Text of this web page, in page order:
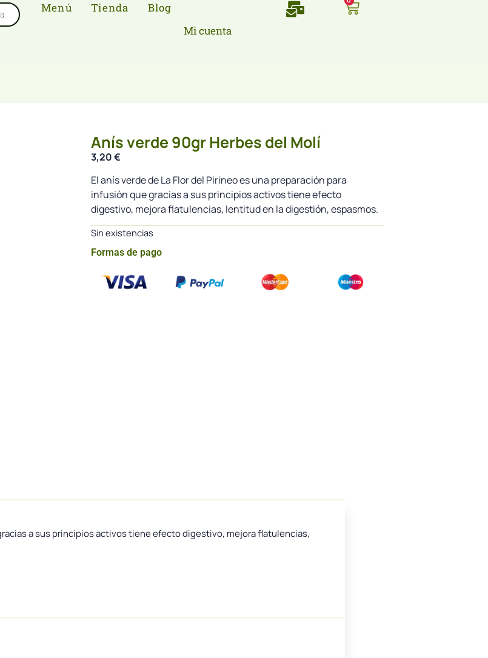
Menú Tienda
Blog
Mi cuenta
Anís verde 90gr Herbes del Molí
3,20€
El anís verde de La Flor del Pirineo es una preparación para
infusión que gracias a sus principios activos tiene efecto
digestivo, mejora flatulencias, lentitud en la digestión, espasmos.
Sin existencias
Formas de pago
a sus principios activos tiene efecto digestivo, mejora flatulencias,